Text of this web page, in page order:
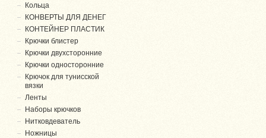
Кольца
КОНВЕРТЫ ДЛЯ ДЕНЕГ
КОНТЕЙНЕР ПЛАСТИК
Крючки блистер
Крючки двухсторонние
Крючки односторонние
Крючок для тунисской
вязки
Ленты
Наборы крючков
Нитковдеватель
Ножницы